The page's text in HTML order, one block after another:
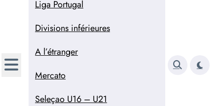
Liga Portugal
Divisions inférieures
A l’étranger
Mercato
Seleçao U16 – U21